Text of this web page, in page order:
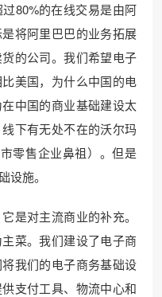
80%的在线交易是由阿
将阿里巴巴的业务拓展
的公司。我们希望电子
美国，为什么中国的电
中国的商业基础建设太
下有无处不在的沃尔玛
零售企业鼻祖）。但是
设施。
是对主流商业的补充。
菜。我们建设了电子商
我们的电子商务基础设
支付工具、物流中心和